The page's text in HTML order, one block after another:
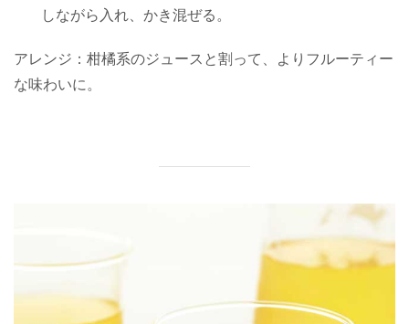
しながら入れ、かき混ぜる。
アレンジ：柑橘系のジュースと割って、よりフルーティー
な味わいに。